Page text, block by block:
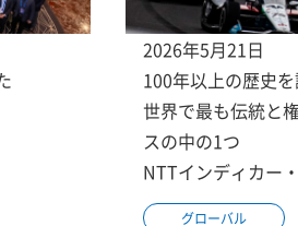
2026年5月21日
100年以上の歴史
世界で最も伝統と
スの中の1つ
NTTインディカー
グローバル